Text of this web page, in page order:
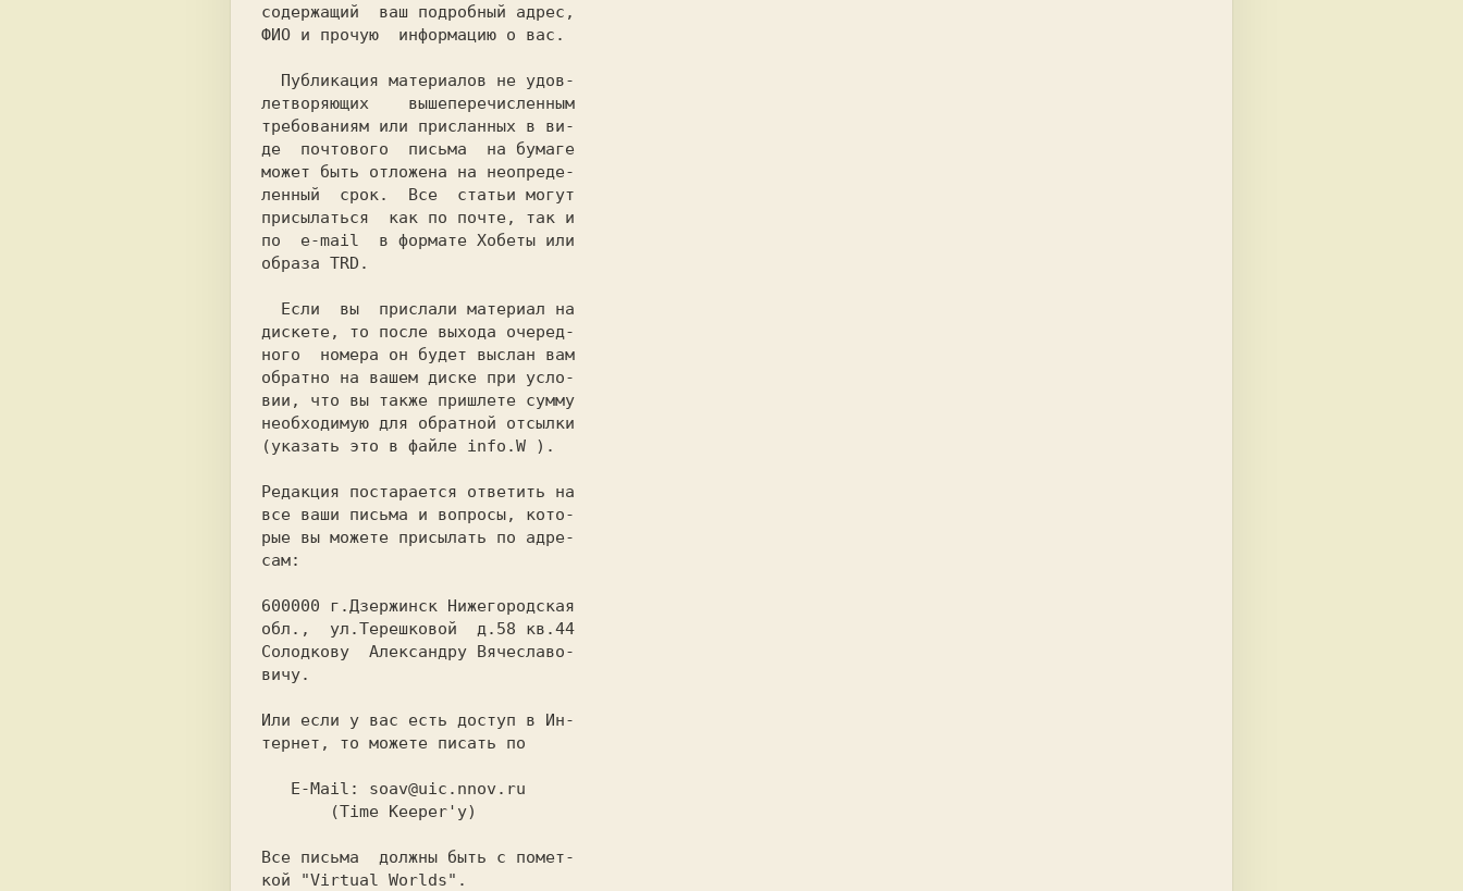
содержащий  ваш подробный адрес,
ФИО и прочую  информацию о вас.
образа TRD.
дискете, то после выхода очеред-
ного  номера он будет выслан вам
обратно на вашем диске при усло-
вии, что вы также пришлете сумму
необходимую для обратной отсылки
(указать это в файле info.W ).
сам:
вичу.
тернет, то можете писать по
кой "Virtual Worlds".